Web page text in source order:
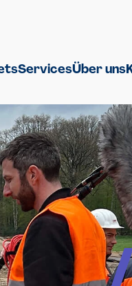
ServicesÜber uns